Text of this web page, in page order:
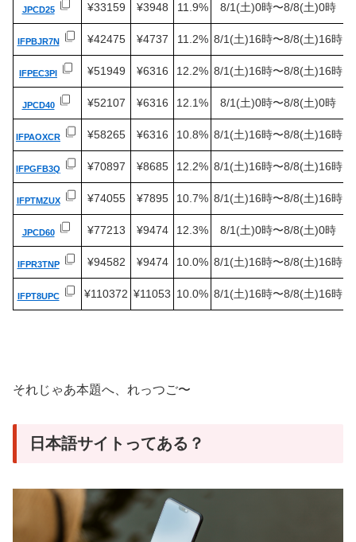
JPCD25 ¥33159 ¥3948 11.9% 8/1(土)0時〜8/8(土)0時
IFPBJR7N ¥42475 ¥4737 11.2% 8/1(土)16時〜8/8(土)16時
IFPEC3PI ¥51949 ¥6316 12.2% 8/1(土)16時〜8/8(土)16時
JPCD40 ¥52107 ¥6316 12.1% 8/1(土)0時〜8/8(土)0時
IFPAOXCR ¥58265 ¥6316 10.8% 8/1(土)16時〜8/8(土)16時
IFPGFB3Q ¥70897 ¥8685 12.2% 8/1(土)16時〜8/8(土)16時
IFPTMZUX ¥74055 ¥7895 10.7% 8/1(土)16時〜8/8(土)16時
JPCD60 ¥77213 ¥9474 12.3% 8/1(土)0時〜8/8(土)0時
IFPR3TNP ¥94582 ¥9474 10.0% 8/1(土)16時〜8/8(土)16時
IFPT8UPC ¥110372 ¥11053 10.0% 8/1(土)16時〜8/8(土)16時
それじゃあ本題へ、れっつご〜
日本語サイトってある？